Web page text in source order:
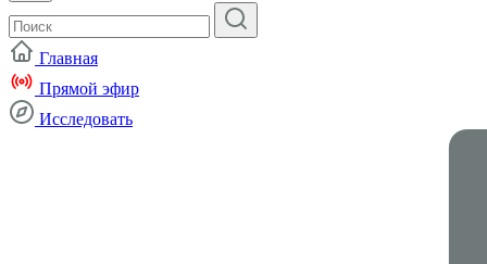
Главная
Прямой эфир
Исследовать